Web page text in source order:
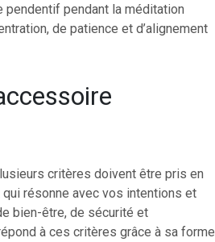
pendentif pendant la méditation
de patience et d’alignement
critères doivent être pris en
résonne avec vos intentions et
bien-être, de sécurité et
à ces critères grâce à sa forme